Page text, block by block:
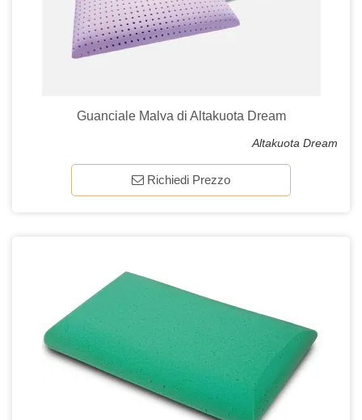
Guanciale Malva di Altakuota Dream
Altakuota Dream
Richiedi Prezzo